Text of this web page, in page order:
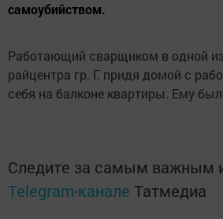
самоубийством.
Работающий сварщиком в одной
райцентра гр. Г. придя домой с
себя на балконе квартиры. Ему
Следите за самым важным
Telegram-канале Татмедиа